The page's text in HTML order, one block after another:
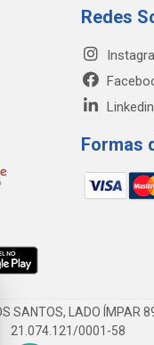
Redes
Linkedin
Formas
SANTOS, LADO
21.074.121/0001-58